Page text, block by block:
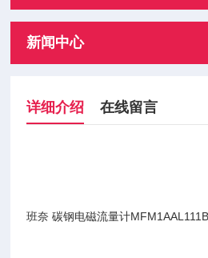
新闻中心
详细介绍 在线留言
班奈 碳钢电磁流量计